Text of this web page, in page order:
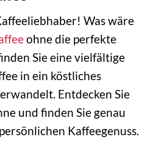
Was wäre
ohne die perfekte
Sie eine vielfältige
in ein köstliches
Entdecken Sie
und finden Sie genau
Kaffeegenuss.